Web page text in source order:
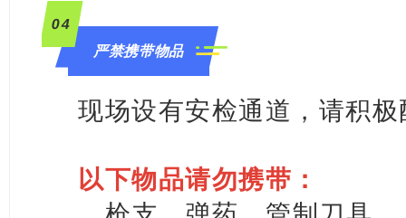
04
严禁携带物品
现场设有安检通道，请积极
以下物品请勿携带：